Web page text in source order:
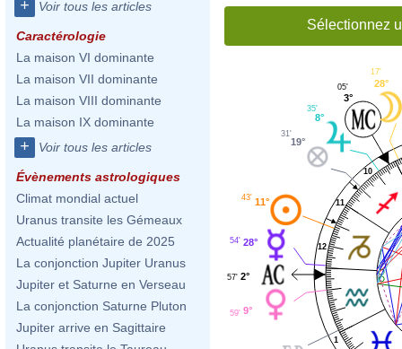
+ Voir tous les articles
Caractérologie
La maison VI dominante
La maison VII dominante
La maison VIII dominante
La maison IX dominante
+ Voir tous les articles
Évènements astrologiques
Climat mondial actuel
Uranus transite les Gémeaux
Actualité planétaire de 2025
La conjonction Jupiter Uranus
Jupiter et Saturne en Verseau
La conjonction Saturne Pluton
Jupiter arrive en Sagittaire
Sélectionnez
1
10
11
12
28°
17'
3°
05'
8°
35'
19°
31'
11°
43'
28°
54'
2°
57'
9°
59'